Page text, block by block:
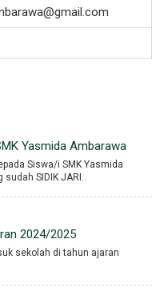
Yasmida Ambarawa
Siswa/i SMK Yasmida
sudah SIDIK JARI..
2024/2025
sekolah di tahun ajaran